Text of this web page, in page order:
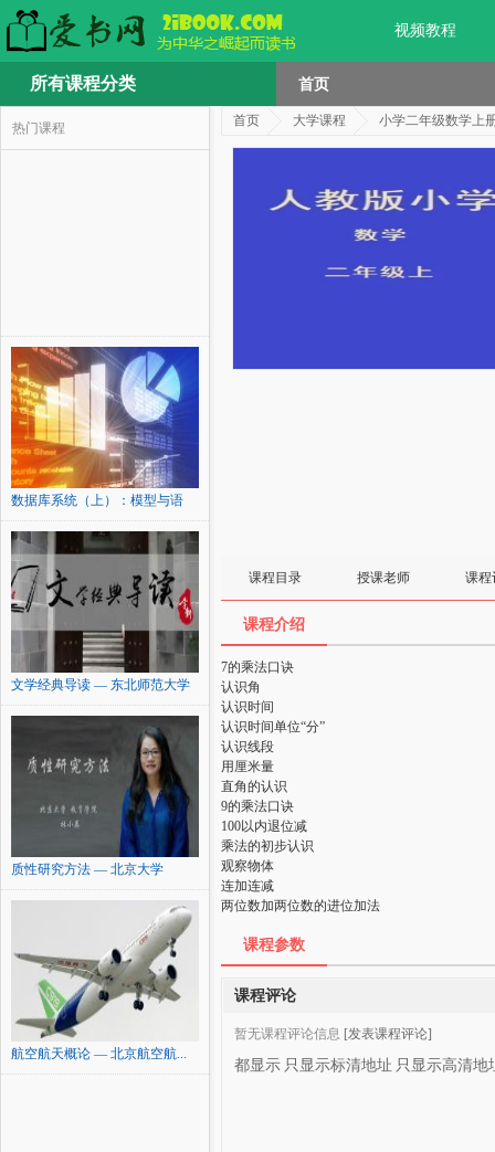
视频教程
所有课程分类 首页
热门课程
数据库系统（上）：模型与语
言...
文学经典导读 — 东北师范大学
质性研究方法 — 北京大学
航空航天概论 — 北京航空航...
首页 大学课程 小学二年级数学上
课程目录 授课老师 课程
课程介绍
7的乘法口诀
认识角
认识时间
认识时间单位“分”
认识线段
用厘米量
直角的认识
9的乘法口诀
100以内退位减
乘法的初步认识
观察物体
连加连减
两位数加两位数的进位加法
课程参数
课程评论
暂无课程评论信息 [发表课程评论]
都显示 只显示标清地址 只显示高清地